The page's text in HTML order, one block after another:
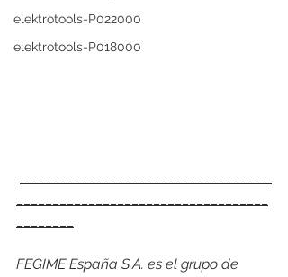
elektrotools-P022000
elektrotools-P018000
FEGIME España S.A. es el grupo de